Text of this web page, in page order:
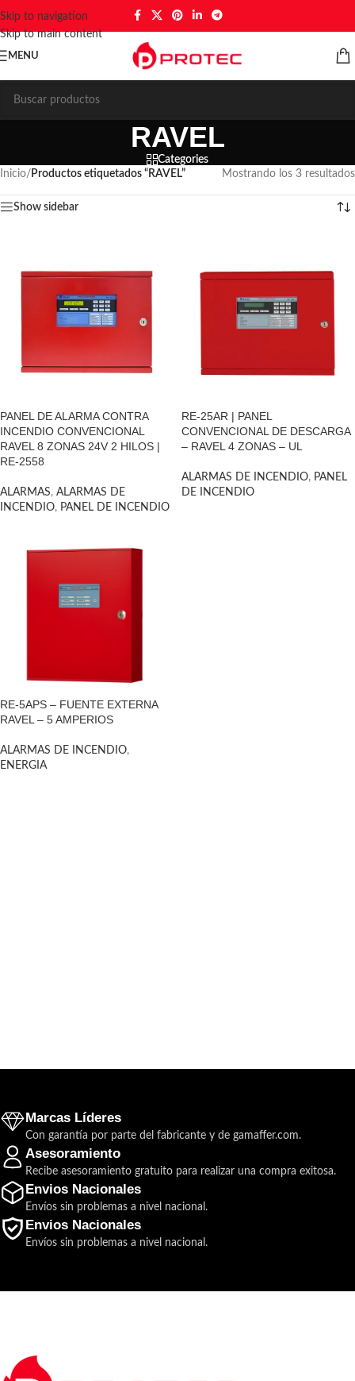
Skip to navigation
Skip to main content
MENU
RAVEL
Categories
Inicio/ Productos etiquetados “RAVEL” Mostrando los 3 resultados
Show sidebar
PANEL DE ALARMA CONTRA
INCENDIO CONVENCIONAL
RAVEL 8 ZONAS 24V 2 HILOS |
RE-2558
ALARMAS, ALARMAS DE
INCENDIO, PANEL DE INCENDIO
RE-25AR | PANEL
CONVENCIONAL DE DESCARGA
– RAVEL 4 ZONAS – UL
ALARMAS DE INCENDIO, PANEL
DE INCENDIO
RE-5APS – FUENTE EXTERNA
RAVEL – 5 AMPERIOS
ALARMAS DE INCENDIO,
ENERGIA
Marcas Líderes
Con garantía por parte del fabricante y de gamaffer.com.
Asesoramiento
Recibe asesoramiento gratuito para realizar una compra exitosa.
Envios Nacionales
Envíos sin problemas a nivel nacional.
Envios Nacionales
Envíos sin problemas a nivel nacional.